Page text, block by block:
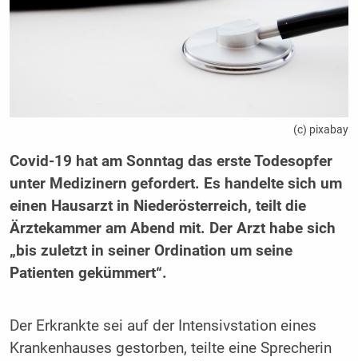
(c) pixabay
Covid-19 hat am Sonntag das erste Todesopfer
unter Medizinern gefordert. Es handelte sich um
einen Hausarzt in Niederösterreich, teilt die
Ärztekammer am Abend mit. Der Arzt habe sich
„bis zuletzt in seiner Ordination um seine
Patienten gekümmert“.
Der Erkrankte sei auf der Intensivstation eines
Krankenhauses gestorben, teilte eine Sprecherin